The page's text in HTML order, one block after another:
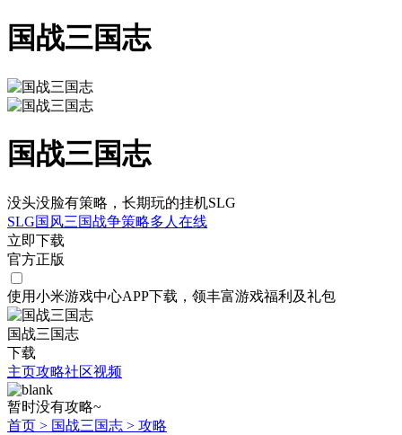
国战三国志
国战三国志
没头没脸有策略，长期玩的挂机SLG
SLG国风三国战争策略多人在线
立即下载
官方正版
使用小米游戏中心APP下载 ，领丰富游戏福利 及礼包
国战三国志
下载
主页攻略社区视频
暂时没有攻略~
首页 > 国战三国志 > 攻略